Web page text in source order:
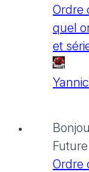
Ordre
quel
et
Ordre